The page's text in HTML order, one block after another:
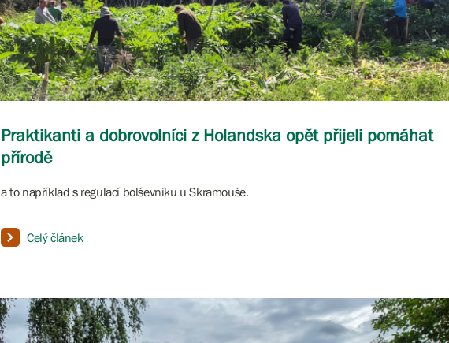
Praktikanti a dobrovolníci z Holandska opět přijeli pomáhat
přírodě
a to například s regulací bolševníku u Skramouše.
Celý článek